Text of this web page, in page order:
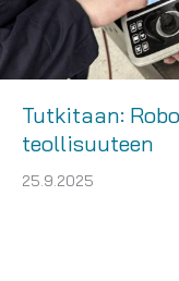
Tutkitaan:
teollisuuteen
25.9.2025